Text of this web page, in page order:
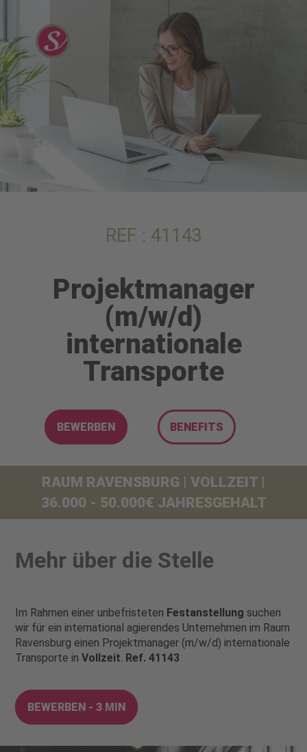
REF : 41143
Projektmanager
(m/w/d)
internationale
Transporte
BEWERBEN BENEFITS
RAUM RAVENSBURG | VOLLZEIT |
36.000 - 50.000€ JAHRESGEHALT
Mehr über die Stelle
Im Rahmen einer unbefristeten Festanstellung suchen
wir für ein international agierendes Unternehmen im Raum
Ravensburg einen Projektmanager (m/w/d) internationale
Transporte inVollzeit. Ref. 41143
BEWERBEN - 3 MIN